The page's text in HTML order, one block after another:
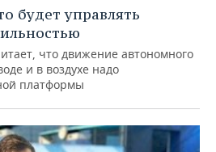
будет управлять
что движение автономного
и в воздухе надо
платформы